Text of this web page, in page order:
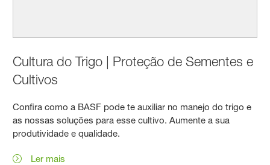
Cultura do Trigo | Proteção de Sementes e
Cultivos
Confira como a BASF pode te auxiliar no manejo do trigo e
as nossas soluções para esse cultivo. Aumente a sua
produtividade e qualidade.
Ler mais